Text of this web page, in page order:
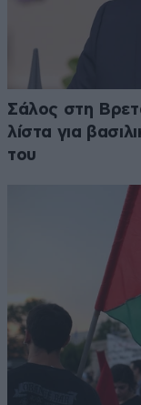
Σάλος στη
λίστα για
του